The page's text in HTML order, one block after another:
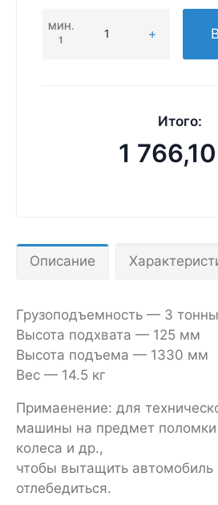
МИН.
1
Итого:
1 766,10
Описание
Грузоподъемность — 3 тонны
Высота подхвата — 125 мм
Высота подъема — 1330 мм
Вес — 14.5 кг
Примаенение: для
машины на предмет
колеса и др.,
чтобы вытащить автомобиль
отлебедиться.